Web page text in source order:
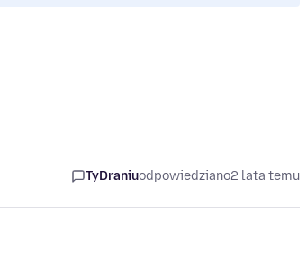
TyDraniuodpowiedziano2 lata temu